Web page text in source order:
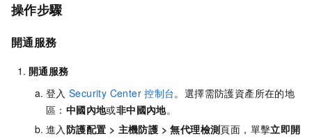
操作步驟
開通服務
開通服務
登入 Security Center 控制台。 選擇需防護資產所在的地
區： 中國內地或非中國內地。
進入防護配置 > 主機防護 >無代理檢測頁面，單擊立即開